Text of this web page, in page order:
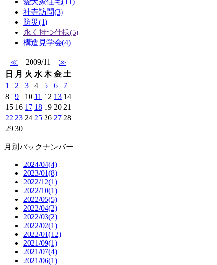
社寺訪問(3)
防災(1)
永く持つ仕様(5)
構造見学会(4)
≪ 2009/11 ≫
日
月 火 水 木 金 土
1
2 3 4 5 6
7
8
9 10 11 12 13 14
15 16 17 18 19 20 21
22 23 24 25 26 27 28
29 30
月別バックナンバー
2024/04(4)
2023/01(8)
2022/12(1)
2022/10(1)
2022/05(5)
2022/04(2)
2022/03(2)
2022/02(1)
2022/01(12)
2021/09(1)
2021/07(4)
2021/06(1)